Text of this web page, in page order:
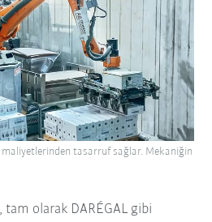
tam olarak DARÉGAL gibi
maliyetlerinden tasarruf sağlar. Mekaniğin